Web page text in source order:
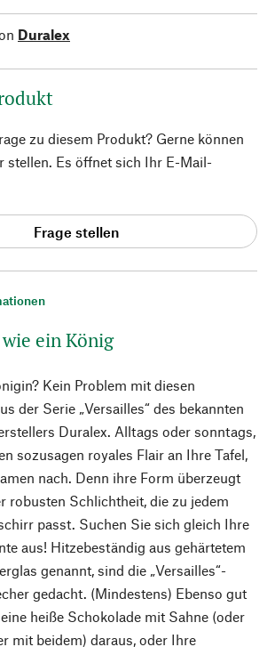
ein König
Kein Problem mit diesen
der Serie „Versailles“ des bekannten
Duralex. Alltags oder sonntags,
sozusagen royales Flair an Ihre Tafel,
nach. Denn ihre Form überzeugt
robusten Schlichtheit, die zu jedem
passt. Suchen Sie sich gleich Ihre
aus! Hitzebeständig aus gehärtetem
genannt, sind die „Versailles“-
gedacht. (Mindestens) Ebenso gut
heiße Schokolade mit Sahne (oder
mit beidem) daraus, oder Ihre
Duralex
zu diesem Produkt? Gerne können
stellen. Es öffnet sich Ihr E-Mail-
Frage stellen